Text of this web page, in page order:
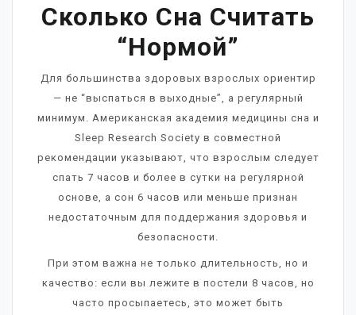
Сколько Сна Считать
“нормой”
Для большинства здоровых взрослых ориентир
— не “выспаться в выходные”, а регулярный
минимум. Американская академия медицины сна и
Sleep Research Society в совместной
рекомендации указывают, что взрослым следует
спать 7 часов и более в сутки на регулярной
основе, а сон 6 часов или меньше признан
недостаточным для поддержания здоровья и
безопасности.
При этом важна не только длительность, но и
качество: если вы лежите в постели 8 часов, но
часто просыпаетесь, это может быть